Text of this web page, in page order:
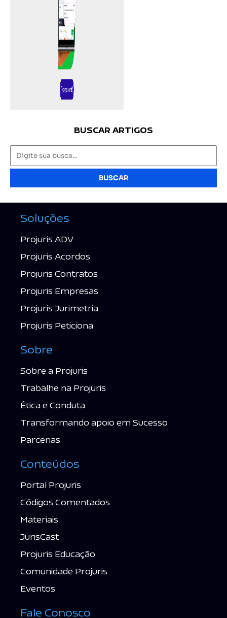
BUSCAR ARTIGOS
BUSCAR
Soluções
Projuris ADV
Projuris Acordos
Projuris Contratos
Projuris Empresas
Projuris Jurimetria
Projuris Peticiona
Sobre
Sobre a Projuris
Trabalhe na Projuris
Ética e Conduta
Transformando apoio em Sucesso
Parcerias
Conteúdos
Portal Projuris
Códigos Comentados
Materiais
JurisCast
Projuris Educação
Comunidade Projuris
Eventos
Fale Conosco